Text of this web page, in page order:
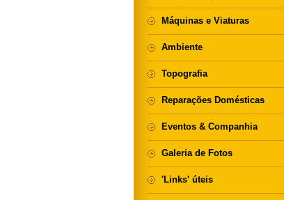
Máquinas e Viaturas
Ambiente
Topografia
Reparações Domésticas
Eventos & Companhia
Galeria de Fotos
'Links' úteis